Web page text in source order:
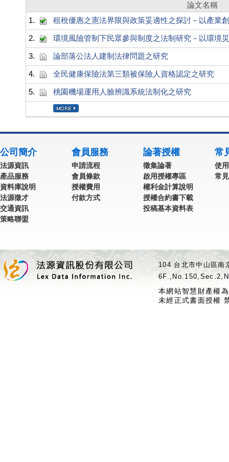
論文名稱
1.
租稅優惠之憲法界限與政策妥適性之探討－以產業
2. 環境風險管制下民眾參與制度之法制研究－以環境
3. 論部落公法人建制法律問題之研究
4. 全民健康保險法第三類被保險人資格認定之研究
5. 桃園機場運用人臉辨識系統法制化之研究
公司簡介
法源資訊
產品服務
資料庫說明
法源徵才
交通資訊
策略聯盟
會員服務
申請流程
會員條款
授權費用
付款方式
論著授權
徵集論著
啟用授權專區
權利金計算說明
授權合約書下載
投稿基本資料表
常
使
常
104 台北市中山區
本網站智慧財產權
未經正式書面授權